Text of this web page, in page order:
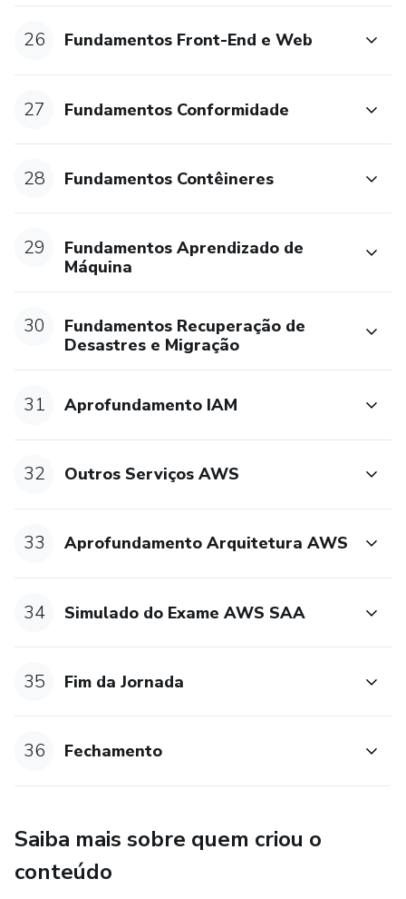
26 Fundamentos Front-End e Web
27 Fundamentos Conformidade
28 Fundamentos Contêineres
29
Fundamentos Aprendizado de
Máquina
30
Fundamentos Recuperação de
Desastres e Migração
31 Aprofundamento IAM
32 Outros Serviços AWS
33 Aprofundamento Arquitetura AWS
34 Simulado do Exame AWS SAA
35 Fim da Jornada
36 Fechamento
Saiba mais sobre quem criou o
conteúdo